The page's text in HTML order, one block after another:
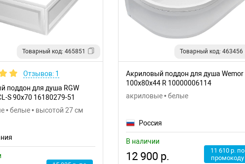
Товарный код: 465851
Отзывов: 1
поддон для душа RGW
S 90x70 16180279-51
• белые • высотой 27 см
Товарный код: 463456
Акриловый поддон для душа Wemor
100x80x44 R 10000006114
акриловые • белые
Россия
В наличии
12 900 р.
11 610 р. по
промокоду